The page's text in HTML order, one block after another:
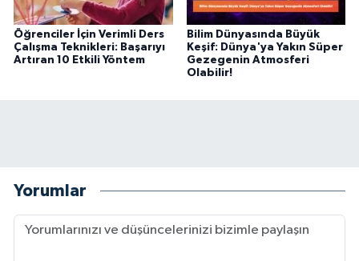
Öğrenciler İçin Verimli Ders
Çalışma Teknikleri: Başarıyı
Artıran 10 Etkili Yöntem
Bilim Dünyasında Büyük
Keşif: Dünya'ya Yakın Süper
Gezegenin Atmosferi
Olabilir!
Yorumlar